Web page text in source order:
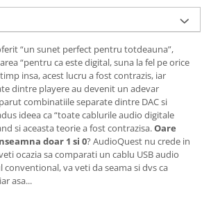
“un sunet perfect pentru totdeauna”,
“pentru ca este digital, suna la fel pe orice
insa, acest lucru a fost contrazis, iar
dintre playere au devenit un adevar
combinatiile separate dintre DAC si
ideea ca “toate cablurile audio digitale
si aceasta teorie a fost contrazisa.Oare
doar 1 si 0? AudioQuest nu crede in
ocazia sa comparati un cablu USB audio
va veti da seama si dvs ca
asa...